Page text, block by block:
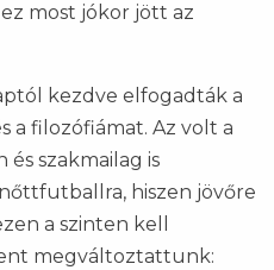
most jókor jött az
kezdve elfogadták a
a filozófiámat. Az volt a
szakmailag is
hiszen jövőre
a szinten kell
megváltoztattunk: